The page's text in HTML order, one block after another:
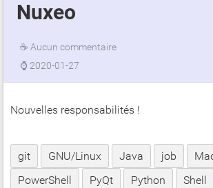
Nuxeo
☕ Aucun commentaire
⌚ 2020-01-27
Nouvelles responsabilités !
git GNU/Linux Java job
PowerShell
PyQt Python Shell